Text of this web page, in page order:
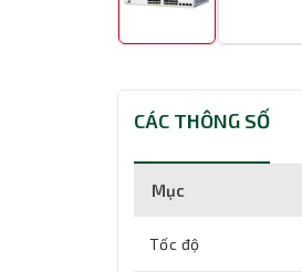
CÁC THÔNG SỐ
Mục
Tốc độ